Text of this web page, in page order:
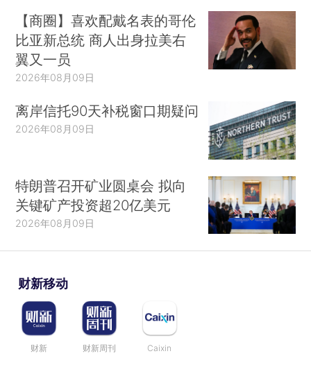
【商圈】喜欢配戴名表的哥伦
比亚新总统 商人出身拉美右
翼又一员
2026年08月09日
离岸信托90天补税窗口期疑问
2026年08月09日
特朗普召开矿业圆桌会 拟向
关键矿产投资超20亿美元
2026年08月09日
财新移动
财新 财新周刊 Caixin